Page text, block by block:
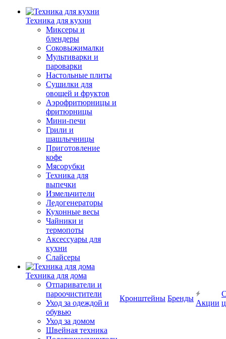
Техника для кухни
Миксеры и
блендеры
Соковыжималки
Мультиварки и
пароварки
Настольные плиты
Сушилки для
овощей и фруктов
Аэрофритюрницы и
фритюрницы
Мини-печи
Грили и
шашлычницы
Приготовление
кофе
Мясорубки
Техника для
выпечки
Измельчители
Ледогенераторы
Кухонные весы
Чайники и
термопоты
Аксессуары для
кухни
Слайсеры
Техника для дома
Отпариватели и
пароочистители
Уход за одеждой и
обувью
Уход за домом
Швейная техника
Кронштейны Бренды
Акции